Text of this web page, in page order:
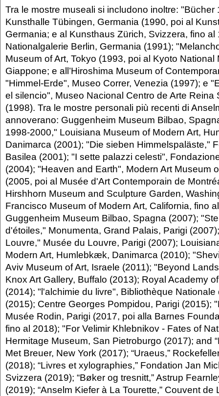
Tra le mostre museali si includono inoltre: "Bücher
Kunsthalle Tübingen, Germania (1990, poi al
Germania; e al Kunsthaus Zürich, Svizzera, fino al
Nationalgalerie Berlin, Germania (1991);
Museum of Art, Tokyo (1993, poi al Kyoto National
Giappone; e all’Hiroshima Museum of
"Himmel-Erde", Museo Correr, Venezia (1997); e
el silencio", Museo Nacional Centro de Arte Reina
(1998). Tra le mostre personali più recenti di
annoverano: Guggenheim Museum Bilbao,
1998-2000," Louisiana Museum of Modern Art,
Danimarca (2001); "Die sieben Himmelspaläste,"
Basilea (2001); "I sette palazzi celesti",
(2004); "Heaven and Earth", Modern Art Museum
(2005, poi al Musée d'Art Contemporain de
Hirshhorn Museum and Sculpture Garden,
Francisco Museum of Modern Art, California, fino
Guggenheim Museum Bilbao, Spagna (2007);
d'étoiles," Monumenta, Grand Palais, Parigi
Louvre," Musée du Louvre, Parigi (2007);
Modern Art, Humlebkæk, Danimarca (2010);
Aviv Museum of Art, Israele (2011); "Beyond
Knox Art Gallery, Buffalo (2013); Royal Academy
(2014); "l'alchimie du livre", Bibliothèque
(2015); Centre Georges Pompidou, Parigi (2015);
Musée Rodin, Parigi (2017, poi alla Barnes
fino al 2018); "For Velimir Khlebnikov - Fates of
Hermitage Museum, San Pietroburgo (2017); and
Met Breuer, New York (2017); “Uraeus,”
(2018); “Livres et xylographies,” Fondation Jan
Svizzera (2019); “Bøker og tresnitt,” Astrup
(2019); “Anselm Kiefer à La Tourette,” Couvent de